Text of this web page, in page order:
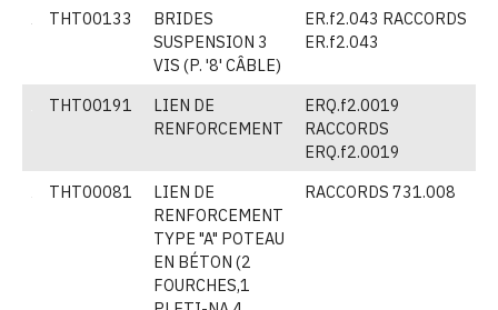
THT00133
BRIDES
SUSPENSION 3
VIS (P. '8' CÂBLE)
ER.f2.043 RACCORDS
ER.f2.043
THT00191
LIEN DE
RENFORCEMENT
ERQ.f2.0019
RACCORDS
ERQ.f2.0019
THT00081
LIEN DE
RENFORCEMENT
TYPE "A" POTEAU
EN BÉTON (2
FOURCHES,1
RACCORDS 731.008